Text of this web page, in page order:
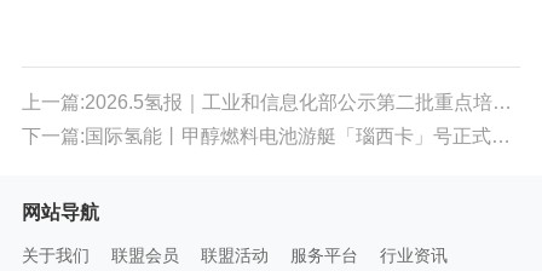
上一篇:2026.5氢报｜工业和信息化部公示第二批重点培育中试平台初步名单；中荷氢能产业研讨会在荷兰举办；国际氢能发展论坛2026在香港开幕…
下一篇:国际氢能丨甲醇燃料电池游艇「瑙西卡」号正式交付 推动航运多元清洁能源转型
网站导航
关于我们 联盟会员 联盟活动 服务平台 行业资讯